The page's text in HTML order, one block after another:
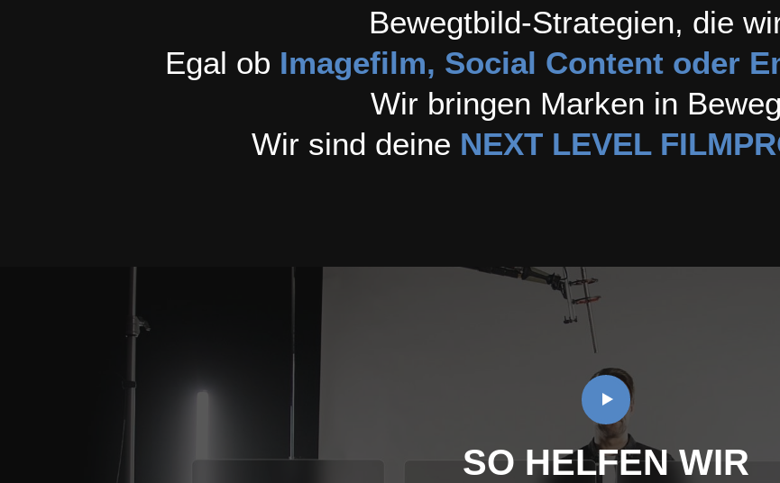
Bewegtbild-Strategien, die
Egal ob Imagefilm, Social Content oder
Wir bringen Marken in
Wir sind deine NEXT LEVEL
SO HELFEN WIR